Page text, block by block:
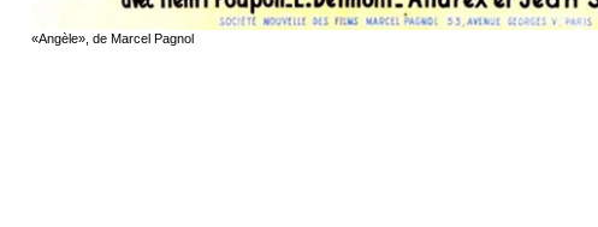
«Angèle», de Marcel Pagnol